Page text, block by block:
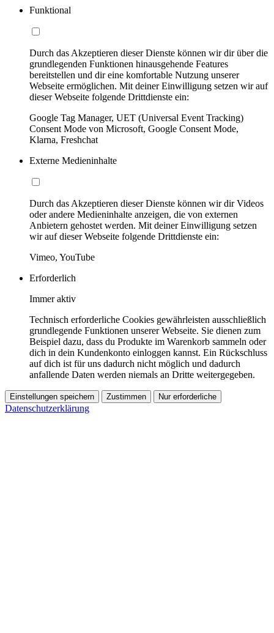
Funktional
Durch das Akzeptieren dieser Dienste können wir dir über die
grundlegenden Funktionen hinausgehende Features
bereitstellen und dir eine komfortable Nutzung unserer
Webseite ermöglichen. Mit deiner Einwilligung setzen wir auf
dieser Webseite folgende Drittdienste ein:
Google Tag Manager, UET (Universal Event Tracking)
Consent Mode von Microsoft, Google Consent Mode,
Klarna, Freshchat
Externe Medieninhalte
Durch das Akzeptieren dieser Dienste können wir dir Videos
oder andere Medieninhalte anzeigen, die von externen
Anbietern gehostet werden. Mit deiner Einwilligung setzen
wir auf dieser Webseite folgende Drittdienste ein:
Vimeo, YouTube
Erforderlich
Immer aktiv
Technisch erforderliche Cookies gewährleisten ausschließlich
grundlegende Funktionen unserer Webseite. Sie dienen zum
Beispiel dazu, dass du Produkte im Warenkorb sammeln oder
dich in dein Kundenkonto einloggen kannst. Ein Rückschluss
auf dich ist für uns dadurch nicht möglich und dadurch
anfallende Daten werden niemals an Dritte weitergegeben.
Einstellungen speichern Zustimmen Nur erforderliche
Datenschutzerklärung